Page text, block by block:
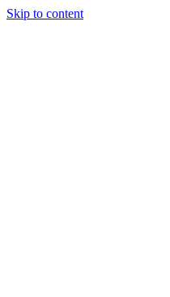
Skip to content